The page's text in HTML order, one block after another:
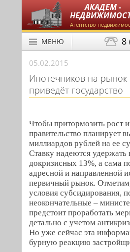
АКАДЕМ -
Агентство
8
МЕНЮ
05.02.2015
Ипотечников на рынок
приведёт государство
Чтобы притормозить рост
правительство планирует
миллиардов рублей на ее
Ставку надеются удержать
докризисных 13%, а сама
адресной и направленной
первичный рынок.
условия субсидирования,
неокончательные –
предстоит проработать
детально с учетом
Но уже сейчас эта
бурную реакцию